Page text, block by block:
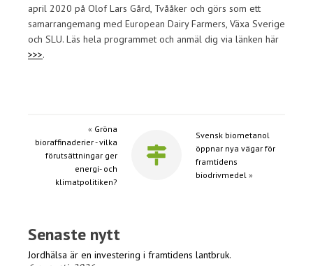
april 2020 på Olof Lars Gård, Tvååker och görs som ett
samarrangemang med European Dairy Farmers, Växa Sverige
och SLU. Läs hela programmet och anmäl dig via länken här
>>>.
« Gröna
bioraffinaderier - vilka
förutsättningar ger
energi- och
klimatpolitiken?
Svensk biometanol
öppnar nya vägar för
framtidens
biodrivmedel »
Senaste nytt
Jordhälsa är en investering i framtidens lantbruk.